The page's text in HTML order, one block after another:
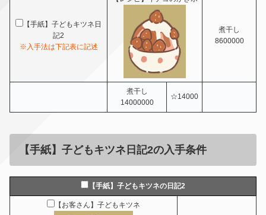
【手紙】子どもキツネ日
記2
※入手法は下記表に記述
煮干し
8600000
煮干し
14000000
☆14000
【手紙】子どもキツネ日記2の入手条件
【手紙】子どもキツネの日記2
【お客さん】子どもキツネ